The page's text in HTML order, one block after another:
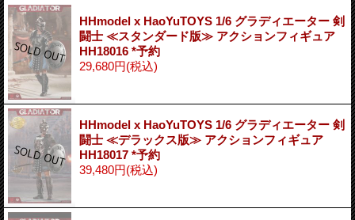
HHmodel x HaoYuTOYS 1/6 グラディエーター 剣
闘士 ≪スタンダード版≫ アクションフィギュア
HH18016 *予約
29,680円(税込)
HHmodel x HaoYuTOYS 1/6 グラディエーター 剣
闘士 ≪デラックス版≫ アクションフィギュア
HH18017 *予約
39,480円(税込)